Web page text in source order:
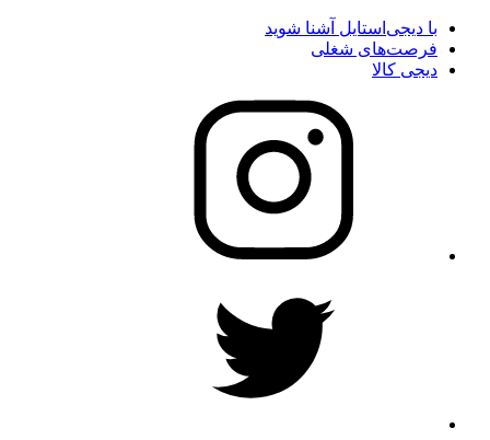
با دیجی‌استایل آشنا شوید
فرصت‌های شغلی
دیجی کالا